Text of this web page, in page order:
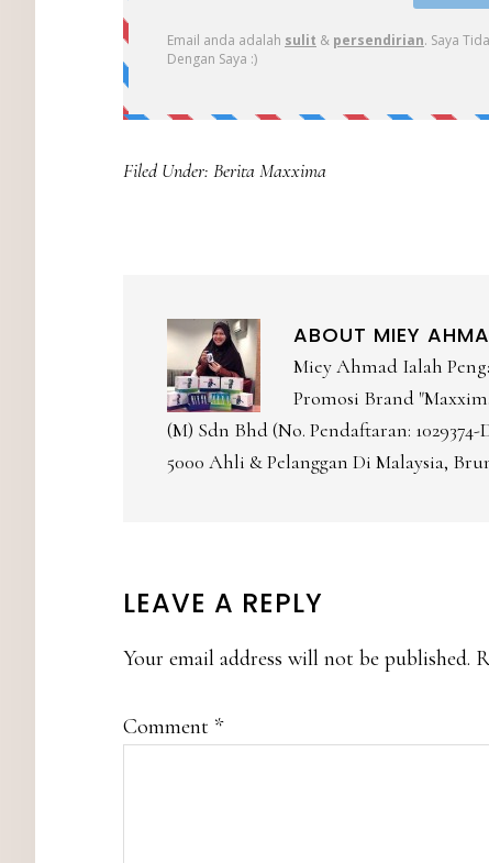
Filed Under: Berita Maxxima
ABOUT MIEY
Miey Ahmad Ialah
Promosi Brand
(M) Sdn Bhd (No. Pendaftaran:
5000 Ahli & Pelanggan Di Malaysia,
READER
INTERACTIONS
LEAVE A REPLY
Your email address will not be published.
Comment *